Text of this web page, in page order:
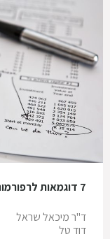
7 דוגמאות לרפורמות שיכולות להזניק את ישראל קדימה
ד"ר מיכאל שראל
דוד טל